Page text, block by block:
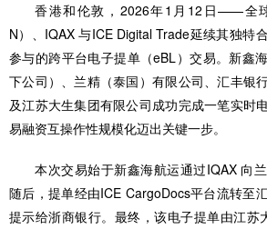
香港和伦敦，2026年1月12日——全
N）、IQAX 与ICE Digital Trade延续其独特
参与的跨平台电子提单（eBL）交易。新鑫
下公司）、兰精（泰国）有限公司、汇丰银
及江苏大生集团有限公司成功完成一笔实时
易融资互操作性规模化迈出关键一步。
本次交易始于新鑫海航运通过IQAX 向
随后，提单经由ICE CargoDocs平台流转至
提示给浙商银行。最终，该电子提单由江苏